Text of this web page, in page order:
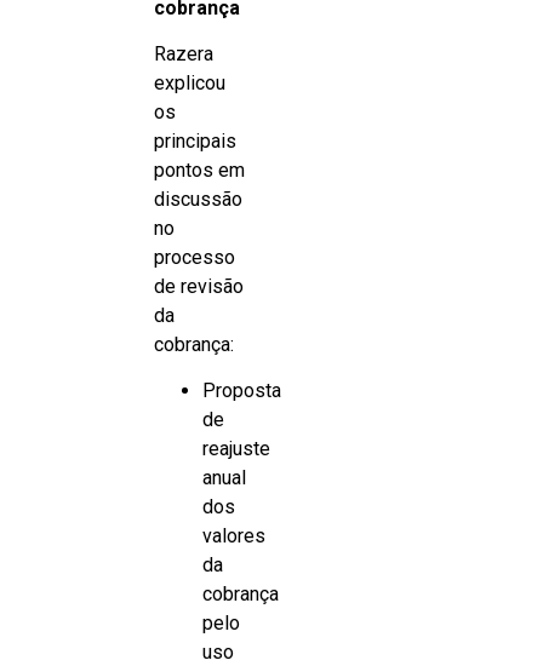
cobrança
Razera
explicou
os
principais
pontos em
discussão
no
processo
de revisão
da
cobrança:
Proposta
de
reajuste
anual
dos
valores
da
cobrança
pelo
uso